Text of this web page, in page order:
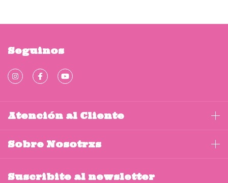
Seguinos
Atención al Cliente
Sobre Nosotrxs
Suscribite al newsletter